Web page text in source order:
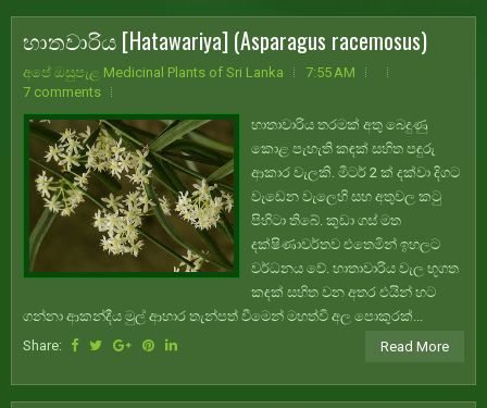
හාතවාරිය [Hatawariya] (Asparagus racemosus)
අපේ ඔසුපැළ Medicinal Plants of Sri Lanka
7:55 AM
7 comments
හාතාවාරිය තරමක් අතු බෙදුණු
කොළ පැහැති කඳක් සහිත පඳුරු
ආකාර වැලකි. මීටර් 2 ක් දක්වා දිගට
වැඩෙන වැලෙහි සහ අතුවල කටු
පිහිටා තිබේ. කුඩා ගස් මත
දක්ෂිණාවර්තව එතෙමින් ඉහලට
වර්ධනය වේ. හාතාවාරිය වැල භූගත
කඳක් සහිත වන අතර එයින් හට
ගන්නා ආකන්දීය මුල් ආහාර තැන්පත් වීමෙන් මහත්වී අල පොකුරක්...
Share:
Read More